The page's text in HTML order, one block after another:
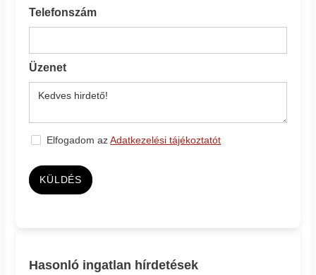
Telefonszám
Üzenet
Elfogadom azAdatkezelési tájékoztatót
KÜLDÉS
Hasonló ingatlan hírdetések